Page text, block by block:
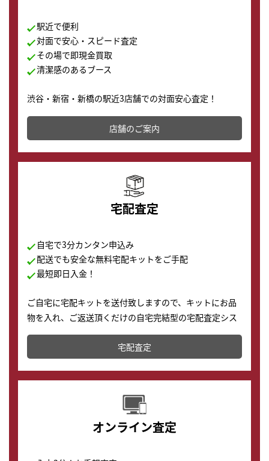
駅近で便利
対面で安心・スピード査定
その場で即現金買取
清潔感のあるブース
渋谷・新宿・新橋の駅近3店舗での対面安心査定！
その場で現金買取致します。渋谷本店では、時計販売の
店舗を併設しており、下取りに出してお得に新しい時計
の購入もできます♪
店舗のご案内
宅配査定
自宅で3分カンタン申込み
配送でも安全な無料宅配キットをご手配
最短即日入金！
ご自宅に宅配キットを送付致しますので、キットにお品
物を入れ、ご返送頂くだけの自宅完結型の宅配査定シス
テムです。
配送でも簡単&安全に査定・買取に出すことが可能で
す。
宅配査定
オンライン査定